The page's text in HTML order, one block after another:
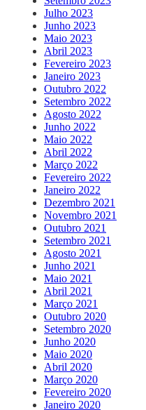
Julho 2023
Junho 2023
Maio 2023
Abril 2023
Fevereiro 2023
Janeiro 2023
Outubro 2022
Setembro 2022
Agosto 2022
Junho 2022
Maio 2022
Abril 2022
Março 2022
Fevereiro 2022
Janeiro 2022
Dezembro 2021
Novembro 2021
Outubro 2021
Setembro 2021
Agosto 2021
Junho 2021
Maio 2021
Abril 2021
Março 2021
Outubro 2020
Setembro 2020
Junho 2020
Maio 2020
Abril 2020
Março 2020
Fevereiro 2020
Janeiro 2020